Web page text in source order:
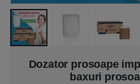
Dozator prosoape
baxuri